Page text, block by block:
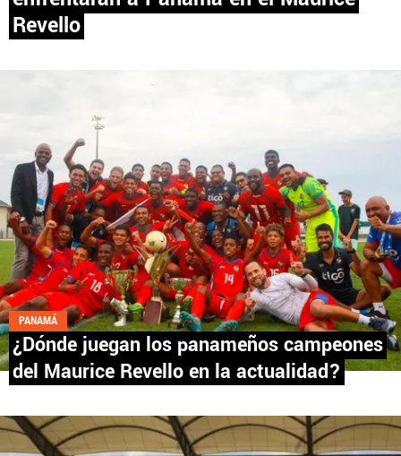
PANAMÁ
FÚTBOL INTERNACIONAL
QUIENES SOMOS | STAFF | CONTACTO
Términos y Condiciones
Políticas de Privacidad
Política Editorial
Ad Choices
Fútbol Centroamérica, al igual que Futbol Sites, es
una compañía perteneciente a Better Collective.
Revello
PANAMÁ
¿Dónde juegan los panameños campeones
del Maurice Revello en la actualidad?